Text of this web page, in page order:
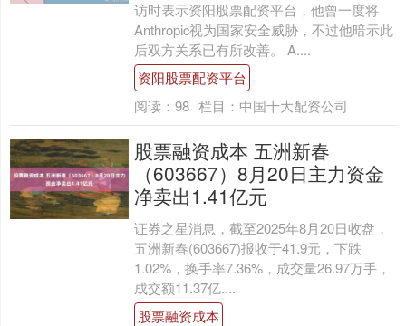
访时表示资阳股票配资平台，他曾一度将
Anthropic视为国家安全威胁，不过他暗示此
后双方关系已有所改善。 A....
资阳股票配资平台
阅读： 98 栏目： 中国十大配资公司
股票融资成本 五洲新春
（603667）8月20日主力资金
净卖出1.41亿元
证券之星消息，截至2025年8月20日收盘，
五洲新春(603667)报收于41.9元，下跌
1.02%，换手率7.36%，成交量26.97万手，
成交额11.37亿....
股票融资成本